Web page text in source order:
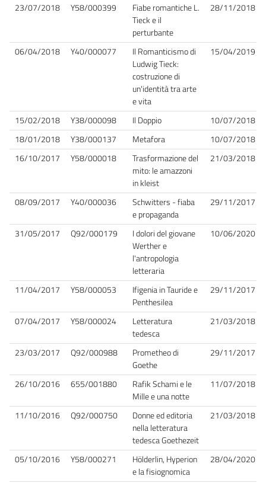
23/07/2018 Y58/000399
Fiabe romantiche L.
Tieck e il
perturbante
28/11/2018
06/04/2018 Y40/000077
Il Romanticismo di
Ludwig Tieck:
costruzione di
un'identità tra arte
e vita
15/04/2019
15/02/2018 Y38/000098 Il Doppio
10/07/2018
18/01/2018
Y38/000137 Metafora
10/07/2018
16/10/2017
Y58/000018
Trasformazione del
mito: le amazzoni
in kleist
21/03/2018
08/09/2017 Y40/000036
Schwitters - fiaba
e propaganda
29/11/2017
31/05/2017 Q92/000179
I dolori del giovane
Werther e
l'antropologia
letteraria
10/06/2020
11/04/2017 Y58/000053
Ifigenia in Tauride e
Penthesilea
29/11/2017
07/04/2017 Y58/000024
Letteratura
tedesca
21/03/2018
23/03/2017 Q92/000988
Prometheo di
Goethe
29/11/2017
26/10/2016 655/001880
Rafik Schami e le
Mille e una notte
11/07/2018
11/10/2016 Q92/000750
Donne ed editoria
nella letteratura
tedesca Goethezeit
21/03/2018
05/10/2016 Y58/000271
Hölderlin, Hyperion
e la fisiognomica
28/04/2020